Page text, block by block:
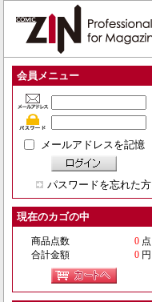
会員メニュー
メールアドレスを記憶
パスワードを忘れた方
現在のカゴの中
商品点数 0 点
合計金額
0 円